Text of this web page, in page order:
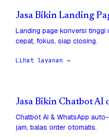
Jasa Bikin Landing
Landing page konversi
cepat, fokus, siap closing.
Lihat layanan →
Jasa Bikin Chatbot AI
Chatbot AI & WhatsApp
jam, balas order otomatis.